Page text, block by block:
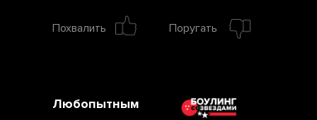
Похвалить Поругать
Любопытным